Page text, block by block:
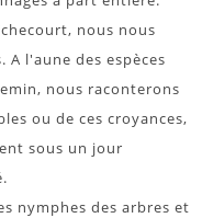
nous nous
A l'aune des espèces
nous raconterons
ou de ces croyances,
sous un jour
nymphes des arbres et